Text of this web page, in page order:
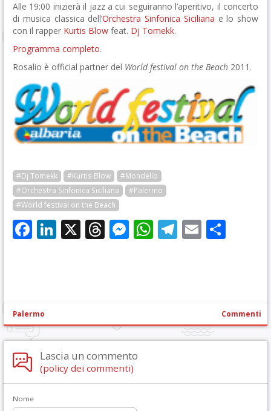
Alle 19:00 inizierà il jazz a cui seguiranno l’aperitivo, il concerto
di musica classica dell’Orchestra Sinfonica Siciliana e lo show
con il rapper Kurtis Blow feat. Dj Tomekk.
Programma completo.
Rosalio è official partner del World festival on the Beach 2011.
#Dj Tomekk #Kurtis Blow
#Mondello
#Orchestra Sinfonica Siciliana
#Palermo
#World festival on the Beach
Facebook
LinkedIn
X Threads
Messenger
WhatsApp
Telegram
Email
Palermo Commenti
Lascia un commento
(policy dei commenti)
Nome